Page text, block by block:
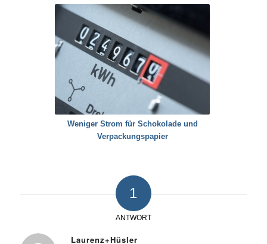
Weniger Strom für Schokolade und
Verpackungspapier
1
ANTWORT
Laurenz+Hüsler